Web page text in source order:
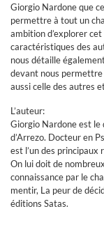
Giorgio Nardone que
permettre à tout un
ambition d’explorer
caractéristiques des
nous détaille
devant nous permettre
aussi celle des autres
L’auteur:
Giorgio Nardone est
d’Arrezo. Docteur en
est l’un des
On lui doit de
connaissance par le
mentir, La peur de
éditions Satas.